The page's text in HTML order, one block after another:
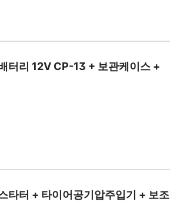
터리 12V CP-13 + 보관케이스 +
타터 + 타이어공기압주입기 + 보조